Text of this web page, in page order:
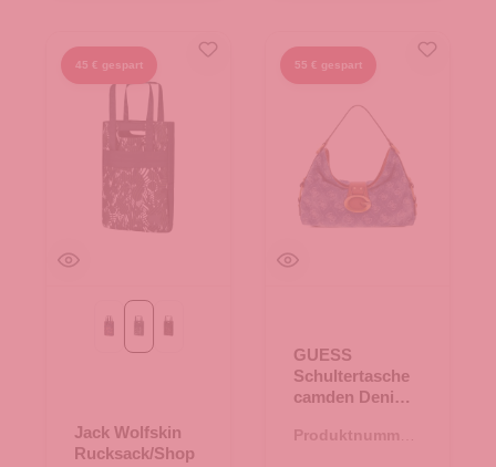
45 € gespart
graphit all over
night blue all over
phantom all over
Jack Wolfskin
Rucksack/Shop
55 € gespart
GUESS
Schultertasche
camden Denim
Produktnummer: